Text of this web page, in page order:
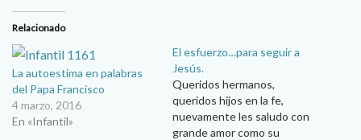
Relacionado
La autoestima en palabras
del Papa Francisco
4 marzo, 2016
En «Infantil»
El esfuerzo…para seguir a
Jesús.
Queridos hermanos,
queridos hijos en la fe,
nuevamente les saludo con
grande amor como su